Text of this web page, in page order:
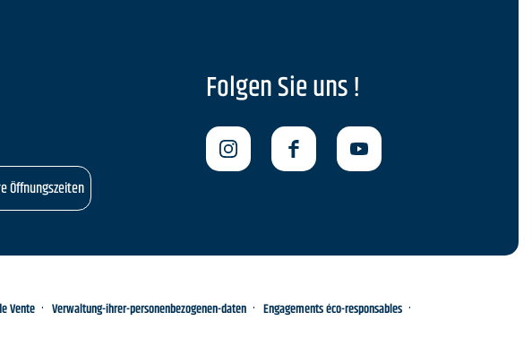
Öffnungszeiten
Folgen Sie uns !
Vente Verwaltung-ihrer-personenbezogenen-daten Engagements éco-responsables